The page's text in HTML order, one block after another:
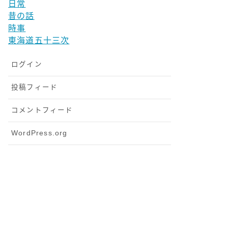
日常
昔の話
時事
東海道五十三次
ログイン
投稿フィード
コメントフィード
WordPress.org